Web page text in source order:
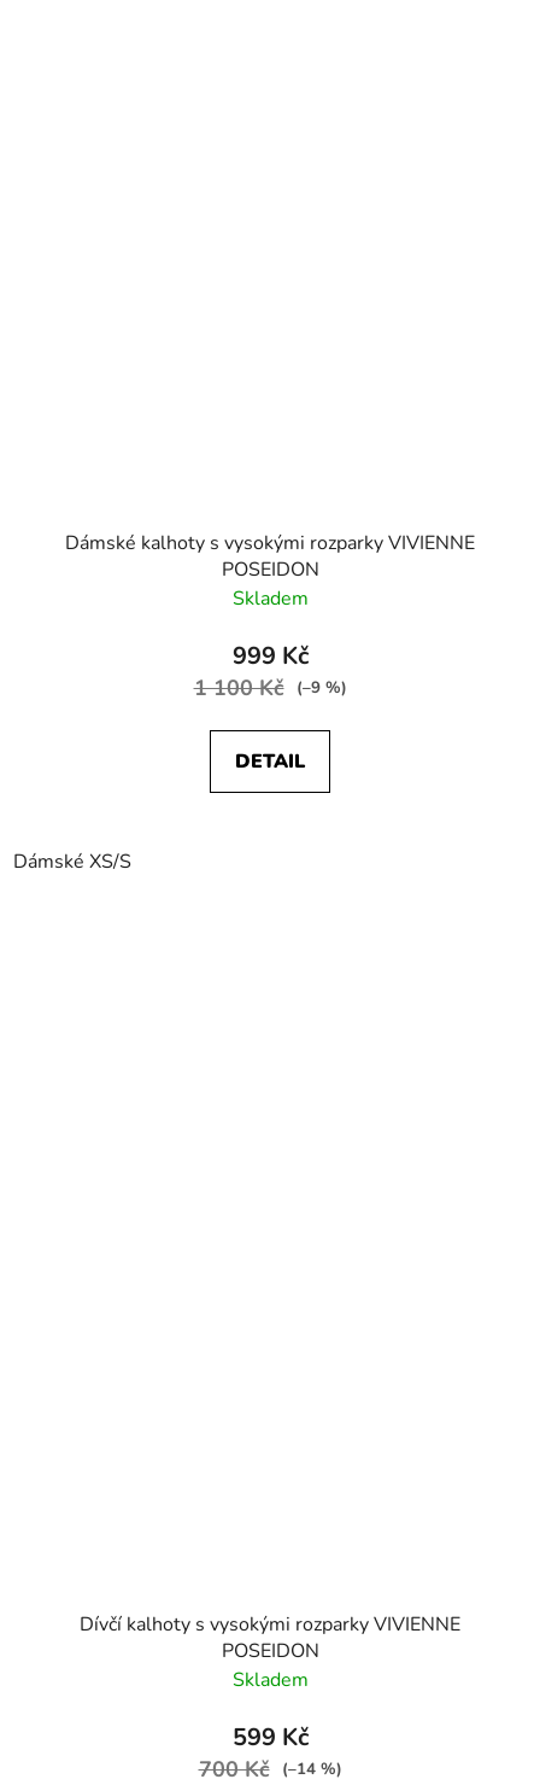
Dámské kalhoty s vysokými rozparky VIVIENNE
POSEIDON
Skladem
999 Kč
1 100 Kč (–9 %)
DETAIL
Dámské XS/S
Dívčí kalhoty s vysokými rozparky VIVIENNE
POSEIDON
Skladem
599 Kč
700 Kč (–14 %)